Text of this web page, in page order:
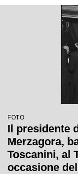
FOTO
Il presidente
Merzagora,
Toscanini, al
occasione